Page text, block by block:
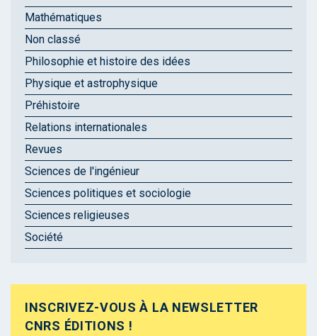
Mathématiques
Non classé
Philosophie et histoire des idées
Physique et astrophysique
Préhistoire
Relations internationales
Revues
Sciences de l'ingénieur
Sciences politiques et sociologie
Sciences religieuses
Société
INSCRIVEZ-VOUS À LA NEWSLETTER
CNRS ÉDITIONS !